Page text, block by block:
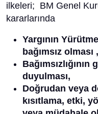
ilkeleri; BM Genel
kararlarında
Yargının
bağımsız
duyulması,
Doğrudan veya
kısıtlama, etki,